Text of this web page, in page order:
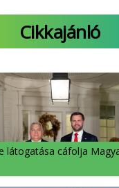
Cikkajánló
látogatása cáfolja